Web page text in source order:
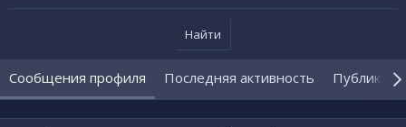
Найти
Сообщения профиля Последняя активность